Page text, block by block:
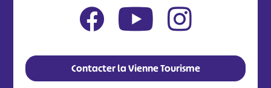
Contacter la Vienne Tourisme